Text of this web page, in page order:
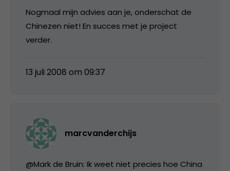
Nogmaal mijn advies aan je, onderschat de
Chinezen niet! En succes met je project
verder.
13 juli 2008 om 09:37
marcvanderchijs
@Mark de Bruin: Ik weet niet precies hoe China